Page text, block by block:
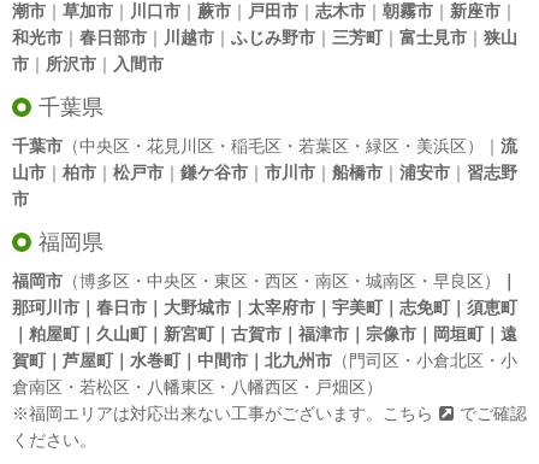
潮市 ｜ 草加市 ｜ 川口市 ｜ 蕨市 ｜ 戸田市 ｜ 志木市 ｜ 朝霧市 ｜ 新座市 ｜
和光市 ｜ 春日部市 ｜ 川越市 ｜ ふじみ野市 ｜ 三芳町｜ 富士見市 ｜ 狭山
市 ｜ 所沢市 ｜ 入間市
千葉県
千葉市 （中央区・花見川区・稲毛区・若葉区・緑区・美浜区）｜ 流
山市 ｜ 柏市 ｜ 松戸市 ｜ 鎌ケ谷市 ｜ 市川市 ｜ 船橋市 ｜ 浦安市 ｜ 習志野
市
福岡県
福岡市 （博多区・中央区・東区・西区・南区・城南区・早良区）
那珂川市｜春日市｜大野城市｜太宰府市｜宇美町｜志免町｜須恵町
｜粕屋町｜久山町｜新宮町｜古賀市｜福津市｜宗像市｜岡垣町｜遠
賀町｜芦屋町｜水巻町｜中間市｜北九州市 （門司区・小倉北区・小
倉南区・若松区・八幡東区・八幡西区・戸畑区）
※福岡エリアは対応出来ない工事がございます。
こちら
でご確認
ください。